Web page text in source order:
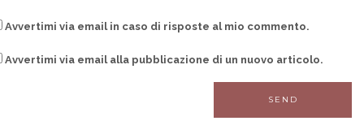
Avvertimi via email in caso di risposte al mio commento.
Avvertimi via email alla pubblicazione di un nuovo articolo.